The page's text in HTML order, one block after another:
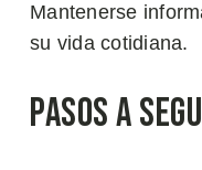
Mantenerse
su vida cotidiana.
Pasos a